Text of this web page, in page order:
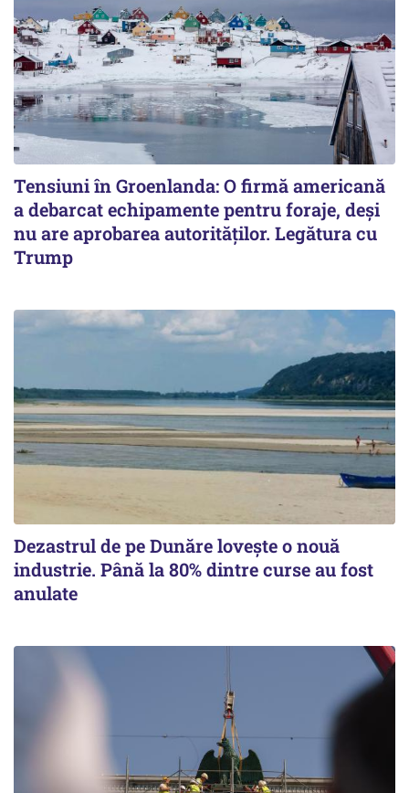
Tensiuni în Groenlanda: O firmă americană
a debarcat echipamente pentru foraje, deși
nu are aprobarea autorităților. Legătura cu
Trump
Dezastrul de pe Dunăre lovește o nouă
industrie. Până la 80% dintre curse au fost
anulate